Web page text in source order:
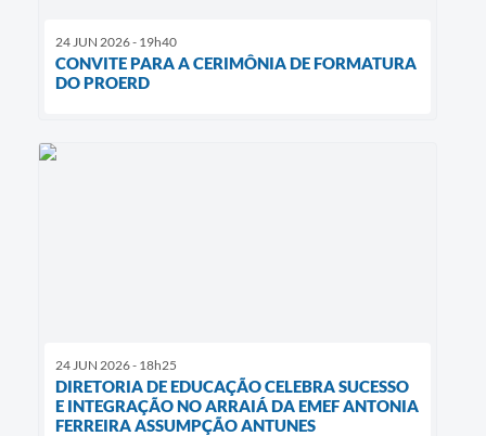
24 JUN 2026 - 19h40
CONVITE PARA A CERIMÔNIA DE FORMATURA
DO PROERD
24 JUN 2026 - 18h25
DIRETORIA DE EDUCAÇÃO CELEBRA SUCESSO
E INTEGRAÇÃO NO ARRAIÁ DA EMEF ANTONIA
FERREIRA ASSUMPÇÃO ANTUNES